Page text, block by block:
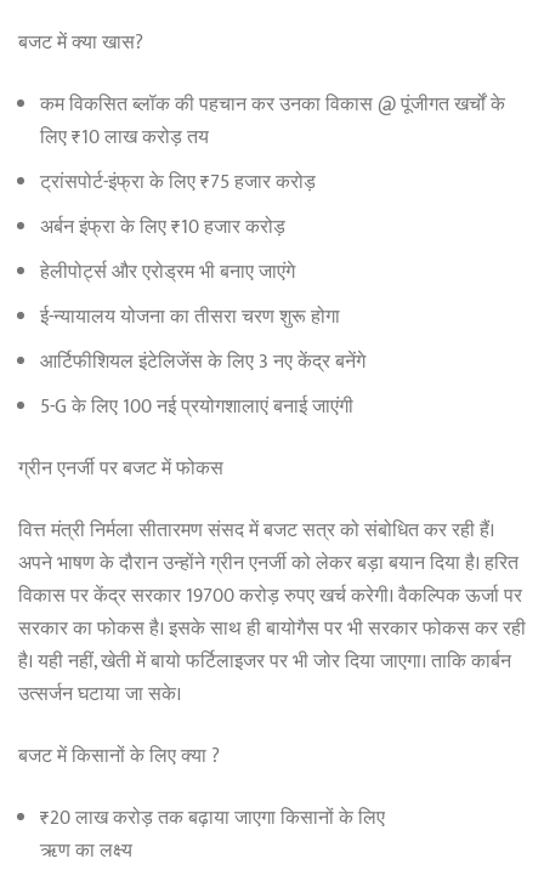
बजट में क्या खास?
कम विकसित ब्लॉक की पहचान कर उनका विकास @ पूंजीगत खर्चों के
लिए ₹10 लाख करोड़ तय
ट्रांसपोर्ट-इंफ्रा के लिए ₹75 हजार करोड़
अर्बन इंफ्रा के लिए ₹10 हजार करोड़
हेलीपोर्ट्स और एरोड्रम भी बनाए जाएंगे
ई-न्यायालय योजना का तीसरा चरण शुरू होगा
आर्टिफीशियल इंटेलिजेंस के लिए 3 नए केंद्र बनेंगे
5-G के लिए 100 नई प्रयोगशालाएं बनाई जाएंगी
ग्रीन एनर्जी पर बजट में फोकस
वित्त मंत्री निर्मला सीतारमण संसद में बजट सत्र को संबोधित कर रही हैं।
अपने भाषण के दौरान उन्होंने ग्रीन एनर्जी को लेकर बड़ा बयान दिया है। हरित
विकास पर केंद्र सरकार 19700 करोड़ रुपए खर्च करेगी। वैकल्पिक ऊर्जा पर
सरकार का फोकस है। इसके साथ ही बायोगैस पर भी सरकार फोकस कर रही
है। यही नहीं, खेती में बायो फर्टिलाइजर पर भी जोर दिया जाएगा। ताकि कार्बन
उत्सर्जन घटाया जा सके।
बजट में किसानों के लिए क्या ?
₹20 लाख करोड़ तक बढ़ाया जाएगा किसानों के लिए
ऋण का लक्ष्य